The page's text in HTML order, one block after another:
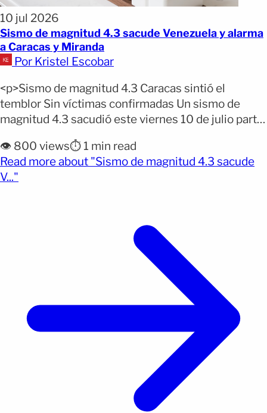
10 jul 2026
Sismo de magnitud 4.3 sacude Venezuela y alarma
a Caracas y Miranda
Por Kristel Escobar
<p>Sismo de magnitud 4.3 Caracas sintió el
temblor Sin víctimas confirmadas Un sismo de
magnitud 4.3 sacudió este viernes 10 de julio parte
por habitantes de Guarenas, Caracas y otras zonas
del estado Miranda. El movimiento telúrico ocurrió
a las 10:53 de la mañana y provocó [&hellip;]</p>
👁️ 800 views⏱️ 1 min read
Read more about "Sismo de magnitud 4.3 sacude
V..."